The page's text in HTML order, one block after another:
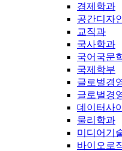
경제학과
공간디자
교직과
국사학과
국어국문
국제학부
글로벌경
글로벌경
데이터사
물리학과
미디어기
바이오로